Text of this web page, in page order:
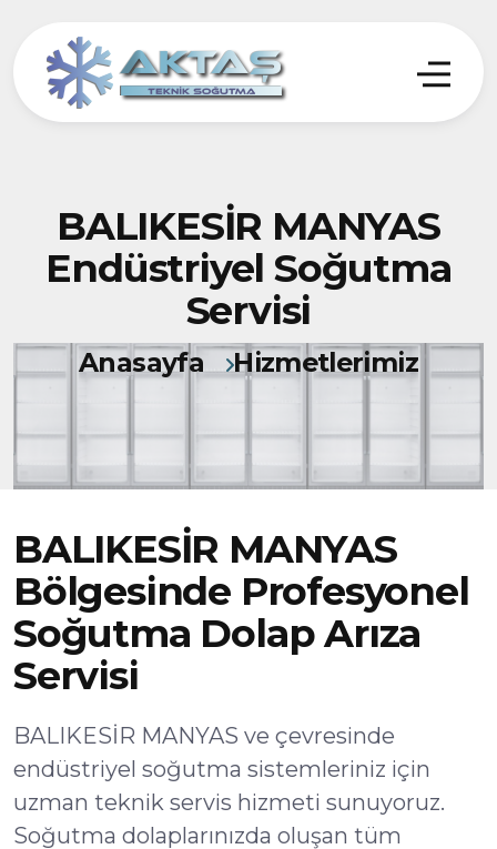
BALIKESİR MANYAS
Endüstriyel Soğutma
Servisi
Anasayfa Hizmetlerimiz
BALIKESİR MANYAS
Bölgesinde Profesyonel
Soğutma Dolap Arıza
Servisi
BALIKESİR MANYAS ve çevresinde
endüstriyel soğutma sistemleriniz için
uzman teknik servis hizmeti sunuyoruz.
Soğutma dolaplarınızda oluşan tüm